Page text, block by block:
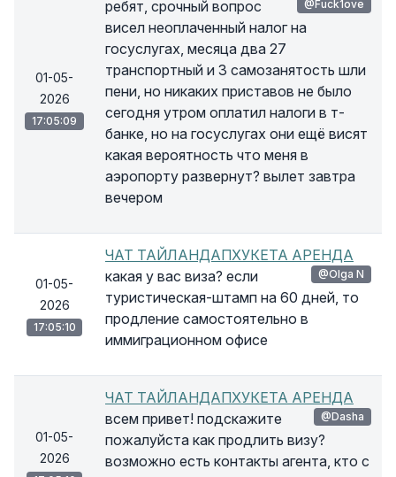
01-05-
2026
17:05:09
@Fuck1ove
ребят, срочный вопрос
висел неоплаченный налог на
госуслугах, месяца два 27
транспортный и 3 самозанятость шли
пени, но никаких приставов не было
сегодня утром оплатил налоги в т-
банке, но на госуслугах они ещё висят
какая вероятность что меня в
аэропорту развернут? вылет завтра
вечером
01-05-
2026
17:05:10
ЧАТ ТАЙЛАНДАПХУКЕТА АРЕНДА
@Olga N
какая у вас виза? если
туристическая-штамп на 60 дней, то
продление самостоятельно в
иммиграционном офисе
01-05-
2026
ЧАТ ТАЙЛАНДАПХУКЕТА АРЕНДА
@Dasha
всем привет! подскажите
пожалуйста как продлить визу?
возможно есть контакты агента, кто с